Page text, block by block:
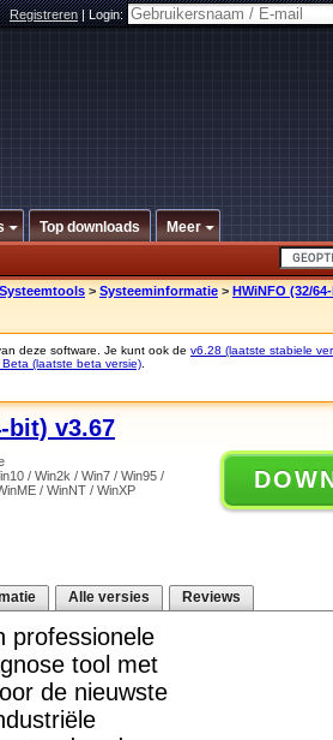
Registreren|Login:
Top downloads Meer
Systeemtools > Systeeminformatie > HWiNFO (32/
deze software. Je kunt ook de v6.28 (laatste stabiele
(laatste beta versie)
bit) v3.67
/ Win2k / Win7 / Win95 /
/ WinNT / WinXP
Alle versies Reviews
professionele
tool met
de nieuwste